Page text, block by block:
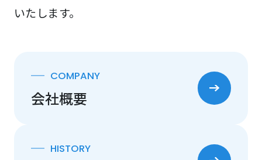
いたします。
COMPANY
会社概要
HISTORY